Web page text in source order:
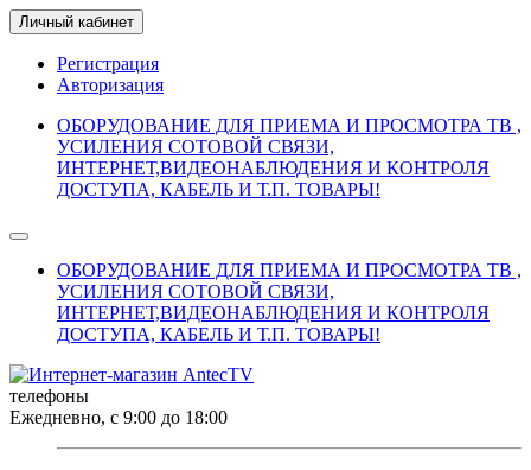
Личный кабинет
Регистрация
Авторизация
ОБОРУДОВАНИЕ ДЛЯ ПРИЕМА И ПРОСМОТРА ТВ ,
УСИЛЕНИЯ СОТОВОЙ СВЯЗИ,
ИНТЕРНЕТ,ВИДЕОНАБЛЮДЕНИЯ И КОНТРОЛЯ
ДОСТУПА, КАБЕЛЬ И Т.П. ТОВАРЫ!
ОБОРУДОВАНИЕ ДЛЯ ПРИЕМА И ПРОСМОТРА ТВ ,
УСИЛЕНИЯ СОТОВОЙ СВЯЗИ,
ИНТЕРНЕТ,ВИДЕОНАБЛЮДЕНИЯ И КОНТРОЛЯ
ДОСТУПА, КАБЕЛЬ И Т.П. ТОВАРЫ!
телефоны
Ежедневно, с 9:00 до 18:00